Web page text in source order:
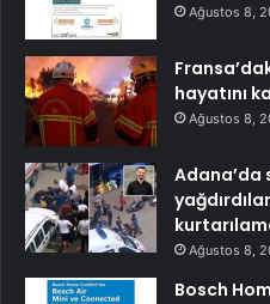
Ağustos 8,
hayatını
Ağustos 8,
Adana’da
Ağustos 8,
Bosch